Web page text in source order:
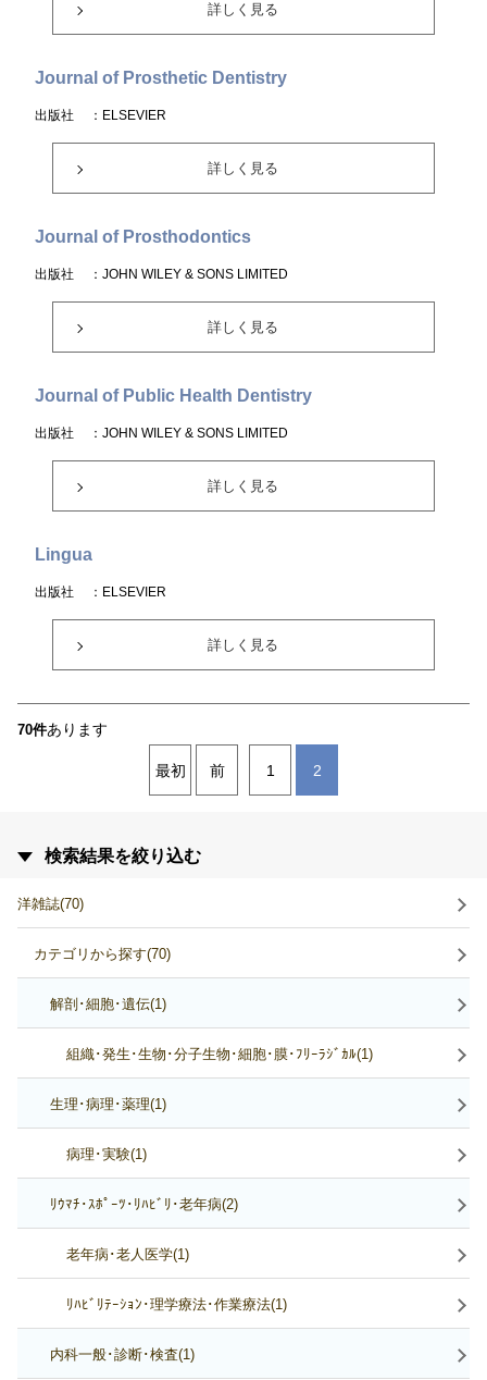
詳しく見る
Journal of Prosthetic Dentistry
出版社 ：ELSEVIER
詳しく見る
Journal of Prosthodontics
出版社 ：JOHN WILEY & SONS LIMITED
詳しく見る
Journal of Public Health Dentistry
出版社 ：JOHN WILEY & SONS LIMITED
詳しく見る
Lingua
出版社 ：ELSEVIER
詳しく見る
70件あります
最初 前 1 2
検索結果を絞り込む
洋雑誌(70)
カテゴリから探す(70)
解剖･細胞･遺伝(1)
組織･発生･生物･分子生物･細胞･膜･ﾌﾘｰﾗｼﾞｶﾙ(1)
生理･病理･薬理(1)
病理･実験(1)
ﾘｳﾏﾁ･ｽﾎﾟｰﾂ･ﾘﾊﾋﾞﾘ･老年病(2)
老年病･老人医学(1)
ﾘﾊﾋﾞﾘﾃｰｼｮﾝ･理学療法･作業療法(1)
内科一般･診断･検査(1)